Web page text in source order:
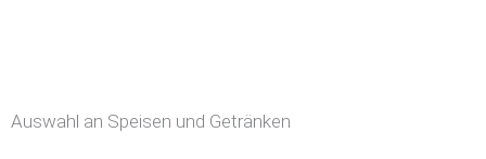
Auswahl an Speisen und Getränken